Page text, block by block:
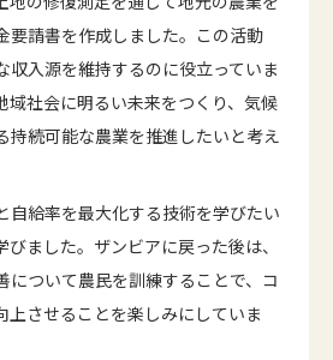
要請書を作成しました。この活動
収入源を維持するのに役立っていま
域社会に明るい未来をつくり、気候
持続可能な農業を推進したいと考え
自給率を最大化する技術を学びたい
びました。ザンビアに戻った後は、
について農民を訓練することで、コ
上させることを楽しみにしていま